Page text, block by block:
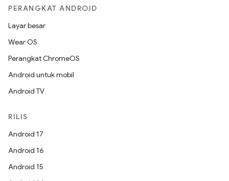
PERANGKAT ANDROID
Layar besar
Wear OS
Perangkat ChromeOS
Android untuk mobil
Android TV
RILIS
Android 17
Android 16
Android 15